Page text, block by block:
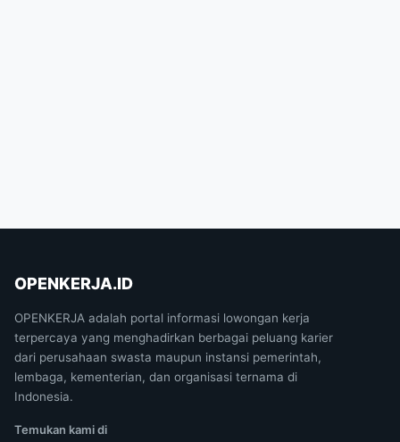
OPENKERJA.ID
OPENKERJA adalah portal informasi lowongan kerja
terpercaya yang menghadirkan berbagai peluang karier
dari perusahaan swasta maupun instansi pemerintah,
lembaga, kementerian, dan organisasi ternama di
Indonesia.
Temukan kami di